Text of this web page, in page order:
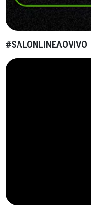
#SALONLINEAOVIVO